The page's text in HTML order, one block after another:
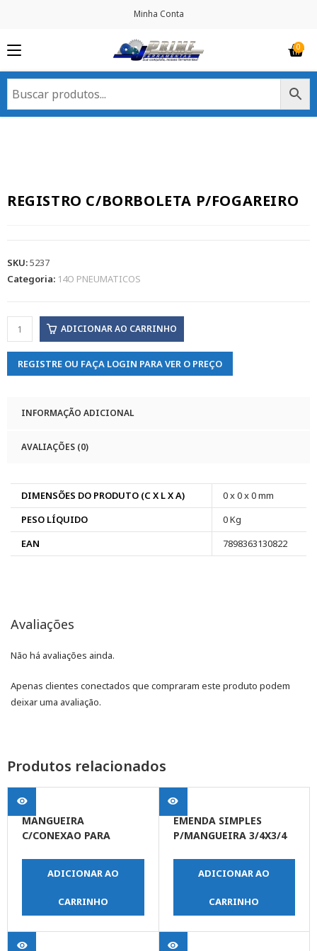
Minha Conta
REGISTRO C/BORBOLETA P/FOGAREIRO
SKU:5237
Categoria: 14O PNEUMATICOS
ADICIONAR AO CARRINHO
REGISTRE OU FAÇA LOGIN PARA VER O PREÇO
INFORMAÇÃO ADICIONAL
AVALIAÇÕES (0)
DIMENSÕES DO PRODUTO (C X L X A)
0 x 0 x 0 mm
PESO LÍQUIDO
0 Kg
EAN
7898363130822
Avaliações
Não há avaliações ainda.
Apenas clientes conectados que compraram este produto podem
deixar uma avaliação.
Produtos relacionados
MANGUEIRA
C/CONEXAO PARA
ADICIONAR AO
CARRINHO
EMENDA SIMPLES
P/MANGUEIRA 3/4X3/4
ADICIONAR AO
CARRINHO